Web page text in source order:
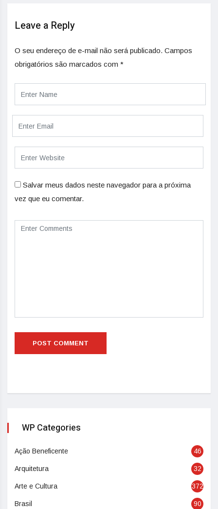
Leave a Reply
O seu endereço de e-mail não será publicado. Campos
obrigatórios são marcados com *
Salvar meus dados neste navegador para a próxima
vez que eu comentar.
WP Categories
Ação Beneficente 46
Arquitetura 32
Arte e Cultura 372
Brasil 90